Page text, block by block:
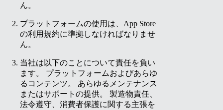
ん。
プラットフォームの使用は、App Store
の利用規約に準拠しなければなりませ
ん。
当社は以下のことについて責任を負い
ます。
プラットフォームおよびあらゆ
るコンテンツ。
あらゆるメンテナンス
またはサポートの提供。
製造物責任、
法令遵守、消費者保護に関する主張を